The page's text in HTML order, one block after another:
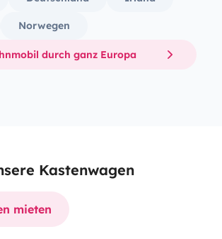
Norwegen
durch ganz Europa
Kastenwagen
mieten